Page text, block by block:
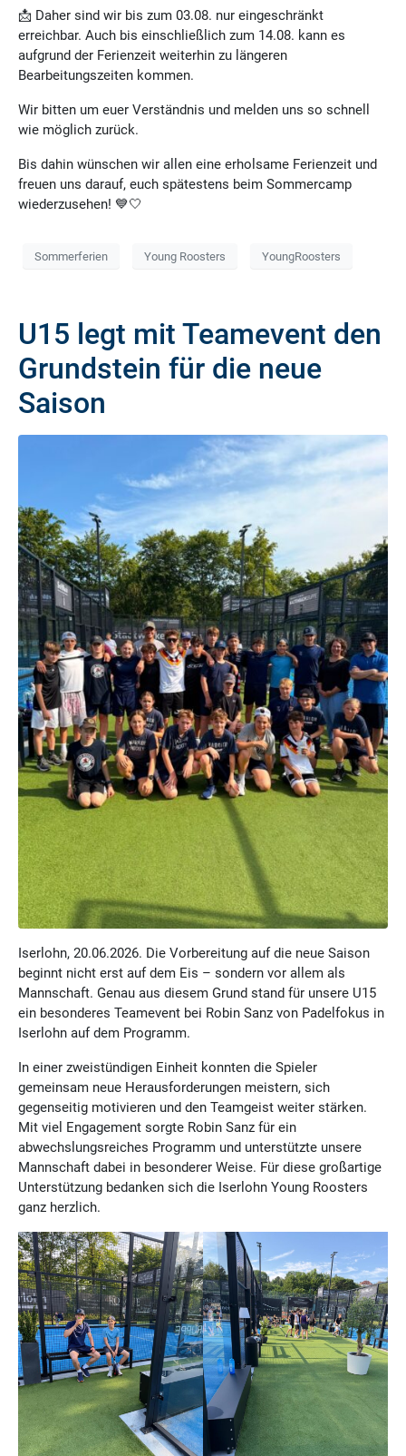
📩 Daher sind wir bis zum 03.08. nur eingeschränkt
erreichbar. Auch bis einschließlich zum 14.08. kann es
aufgrund der Ferienzeit weiterhin zu längeren
Bearbeitungszeiten kommen.
Wir bitten um euer Verständnis und melden uns so schnell
wie möglich zurück.
Bis dahin wünschen wir allen eine erholsame Ferienzeit und
freuen uns darauf, euch spätestens beim Sommercamp
wiederzusehen! 💙🤍
Sommerferien Young Roosters YoungRoosters
U15 legt mit Teamevent den
Grundstein für die neue
Saison
Iserlohn, 20.06.2026. Die Vorbereitung auf die neue Saison
beginnt nicht erst auf dem Eis – sondern vor allem als
Mannschaft. Genau aus diesem Grund stand für unsere U15
ein besonderes Teamevent bei Robin Sanz von Padelfokus in
Iserlohn auf dem Programm.
In einer zweistündigen Einheit konnten die Spieler
gemeinsam neue Herausforderungen meistern, sich
gegenseitig motivieren und den Teamgeist weiter stärken.
Mit viel Engagement sorgte Robin Sanz für ein
abwechslungsreiches Programm und unterstützte unsere
Mannschaft dabei in besonderer Weise. Für diese großartige
Unterstützung bedanken sich die Iserlohn Young Roosters
ganz herzlich.